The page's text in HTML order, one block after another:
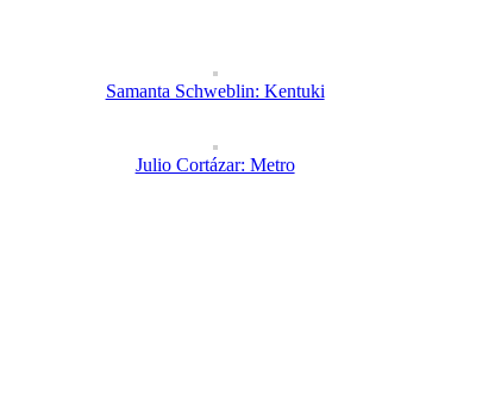
Samanta Schweblin: Kentuki
Julio Cortázar: Metro